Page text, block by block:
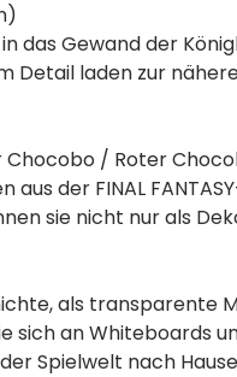
das Gewand der
Detail laden zur
/ Roter
der FINAL
sie nicht nur als
als transparente
sich an Whiteboards
Spielwelt nach